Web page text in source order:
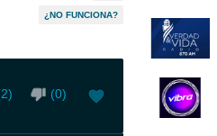
¿NO FUNCIONA?
2) (0)